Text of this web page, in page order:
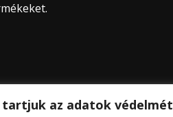
tartjuk az adatok védelmét